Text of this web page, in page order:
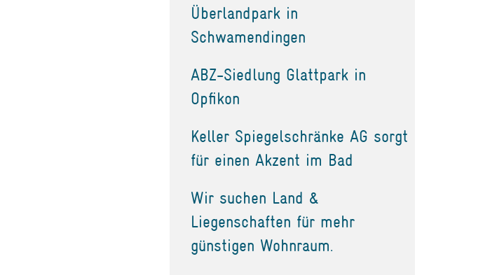
Überlandpark in
Schwamendingen
ABZ-Siedlung Glattpark in
Opfikon
Keller Spiegelschränke AG sorgt
für einen Akzent im Bad
Wir suchen Land &
Liegenschaften für mehr
günstigen Wohnraum.